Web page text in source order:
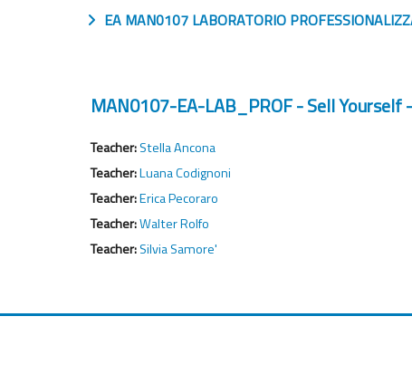
EA MAN0107 LABORATORIO
MAN0107-EA-LAB_PROF - Sell Yourself
Teacher:Stella Ancona
Teacher:Luana Codignoni
Teacher:Erica Pecoraro
Teacher:Walter Rolfo
Teacher:Silvia Samore'